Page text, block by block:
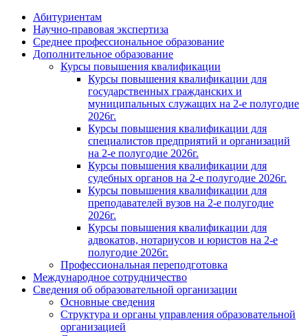
Абитуриентам
Научно-правовая экспертиза
Cреднее профессиональное образование
Дополнительное образование
Курсы повышения квалификации
Курсы повышения квалификации для
государственных гражданских и
муниципальных служащих на 2-е полугодие
2026г.
Курсы повышения квалификации для
специалистов предприятий и организаций
на 2-е полугодие 2026г.
Курсы повышения квалификации для
судебных органов на 2-е полугодие 2026г.
Курсы повышения квалификации для
преподавателей вузов на 2-е полугодие
2026г.
Курсы повышения квалификации для
адвокатов, нотариусов и юристов на 2-е
полугодие 2026г.
Профессиональная переподготовка
Международное сотрудничество
Сведения об образовательной организации
Основные сведения
Структура и органы управления образовательной
организацией